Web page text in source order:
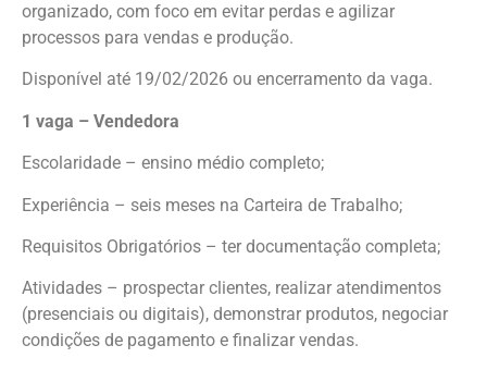
organizado, com foco em evitar perdas e agilizar
processos para vendas e produção.
Disponível até 19/02/2026 ou encerramento da vaga.
1 vaga – Vendedora
Escolaridade – ensino médio completo;
Experiência – seis meses na Carteira de Trabalho;
Requisitos Obrigatórios – ter documentação completa;
Atividades – prospectar clientes, realizar atendimentos
(presenciais ou digitais), demonstrar produtos, negociar
condições de pagamento e finalizar vendas.